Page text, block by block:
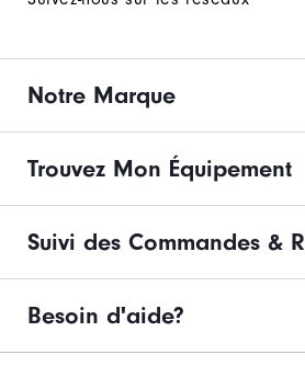
Notre Marque
Trouvez Mon Équipement
Suivi des Commandes &
Besoin d'aide?